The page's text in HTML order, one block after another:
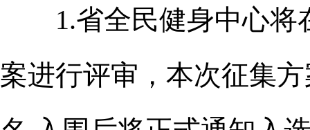
1.省全民健身中心将
案进行评审，本次征集